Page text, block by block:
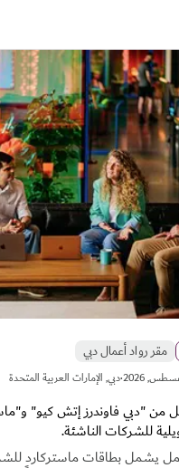
مقر رواد أعمال دبي
·دبي, الإمارات العربية المتحدة
من "دبي فاوندرز إتش كيو"
للشركات الناشئة.
يشمل بطاقات ماستركارد